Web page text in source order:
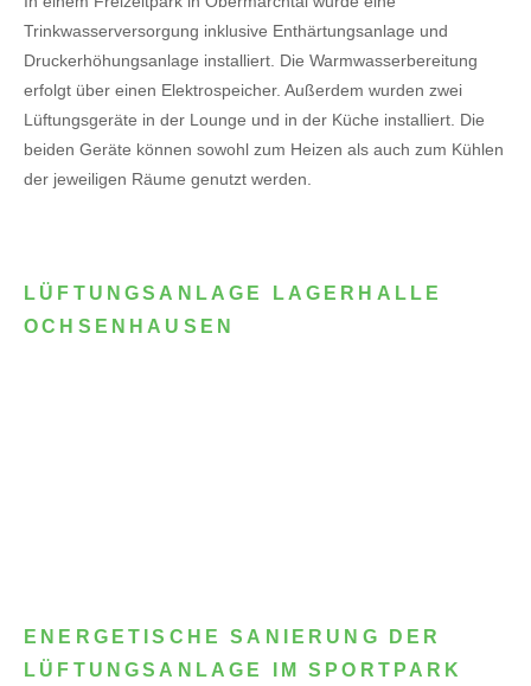
Trinkwasserversorgung inklusive Enthärtungsanlage und
Druckerhöhungsanlage installiert. Die Warmwasserbereitung
erfolgt über einen Elektrospeicher. Außerdem wurden zwei
Lüftungsgeräte in der Lounge und in der Küche installiert. Die
beiden Geräte können sowohl zum Heizen als auch zum Kühlen
der jeweiligen Räume genutzt werden.
LÜFTUNGSANLAGE LAGERHALLE
OCHSENHAUSEN
ENERGETISCHE SANIERUNG DER
LÜFTUNGSANLAGE IM SPORTPARK